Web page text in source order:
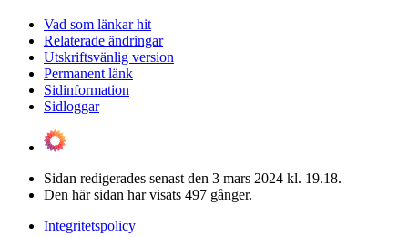
Vad som länkar hit
Relaterade ändringar
Utskriftsvänlig version
Permanent länk
Sidinformation
Sidloggar
Sidan redigerades senast den 3 mars 2024 kl. 19.18.
Den här sidan har visats 497 gånger.
Integritetspolicy